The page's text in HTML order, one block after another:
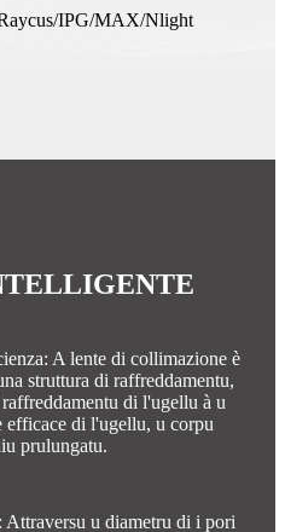
IPG/MAX/Nlight
A lente di collimazione è
struttura di raffreddamentu,
di l'ugellu à u
efficace di l'ugellu, u corpu
prulungatu.
Attraversu u diametru di i pori